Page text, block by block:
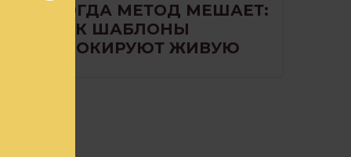
КОГДА МЕТОД МЕШАЕТ:
КАК ШАБЛОНЫ
БЛОКИРУЮТ ЖИВУЮ